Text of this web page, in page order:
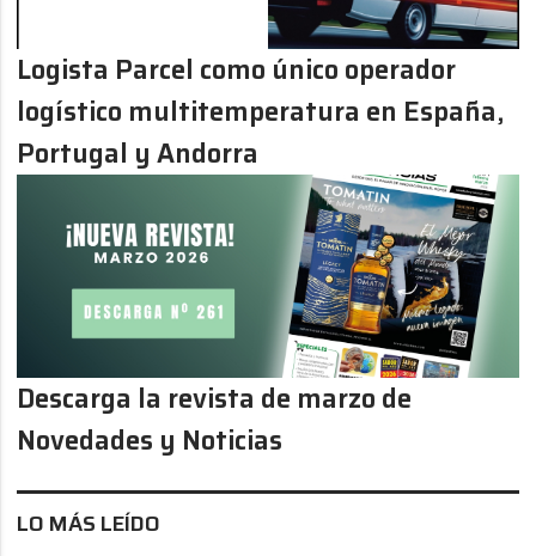
LO MÁS LEÍDO
Logista Parcel como único operador
logístico multitemperatura en España,
Portugal y Andorra
Descarga la revista de marzo de
Novedades y Noticias